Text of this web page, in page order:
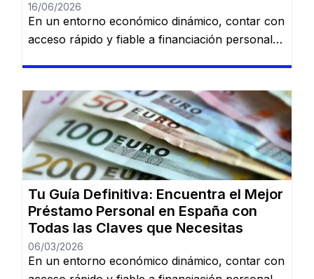
16/06/2026
En un entorno económico dinámico, contar con
acceso rápido y fiable a financiación personal
largamente esperados, tener la información
adecuada sobre préstamos disponibles puede
marcar la diferencia. En esta guía, descubrirás
los mejores préstamos personales del mercado
español: Dineti, BBVA Préstamo Personal,
Cofidis, […]
Tu Guía Definitiva: Encuentra el Mejor
Préstamo Personal en España con
Todas las Claves que Necesitas
06/03/2026
En un entorno económico dinámico, contar con